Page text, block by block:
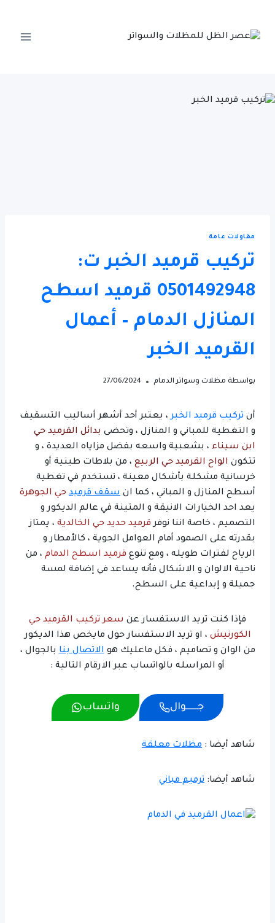
المحتوى
مقاولات عامة
تركيب قرميد الخبر ت:
0501492948 قرميد اسطح
المنازل الدمام – أعمال
القرميد الخبر
بواسطة مظلات وسواتر الدمام 27/06/2024
أن تركيب قرميد الخبر، يعتبر أحد أشهر أساليب التسقيف
و التغطية للمباني و المنازل ، وتحضى بدائل القرميد حي
ابن سيناء ، بشعبية واسعه بفضل مزاياه العديدة ، و
تتكون الواح القرميد حي الربيع ، من بلاطات طينية أو
خرسانية مشكلة بأشكال معينة ، تستخدم في تغطية
أسطح المنازل و المباني ، كما ان سقف قرميد حي الجوهرة
يعد احد الخيارات الانيقة و المتينة في عالم الديكور و
التصميم ، خاصة اننا نوفرقرميد حديد حي الخالدية ، يمتاز
بقدرته على الصمود أمام العوامل الجوية ، كالأمطار و
الرياح لفترات طويله ، ومع تنوع قرميد اسطح الدمام ، من
ناحية الالوان و الاشكال فأنه يساعد في إضافة لمسة
جميلة و إبداعية على السطح.
فإذا كنت تريد الاستفسار عن سعر تركيب القرميد حي
الكورنيش ، او تريد الاستفسار حول مايخص هذا الديكور
من الوان و تصاميم ، فكل ماعليك هوالاتصال بنابالجوال ،
أو المراسله بالواتساب عبر الارقام التالية :
جــــــوال واتساب
شاهد أيضا : مظلات معلقة
شاهد أيضا: ترميم مباني